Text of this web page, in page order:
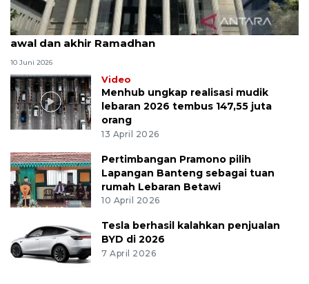
MK uji materi UU Peradilan Agama perihal isbat
awal dan akhir Ramadhan
10 Juni 2026
Video
Menhub ungkap realisasi mudik
lebaran 2026 tembus 147,55 juta
orang
13 April 2026
Pertimbangan Pramono pilih
Lapangan Banteng sebagai tuan
rumah Lebaran Betawi
10 April 2026
Tesla berhasil kalahkan penjualan
BYD di 2026
7 April 2026